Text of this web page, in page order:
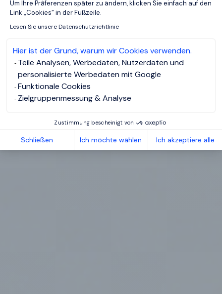
Um Ihre Prâferenzen später zu ändern, klicken Sie einfach auf den
Link „Cookies” in der Fußzeile.
Lesen Sie unsere Datenschutzrichtlinie
Hier ist der Grund, warum wir Cookies verwenden.
Teile Analysen, Werbedaten, Nutzerdaten und
personalisierte Werbedaten mit Google
Funktionale Cookies
Zielgruppenmessung & Analyse
Zustimmung bescheinigt von
Schließen Ich möchte wählen Ich akzeptiere alle